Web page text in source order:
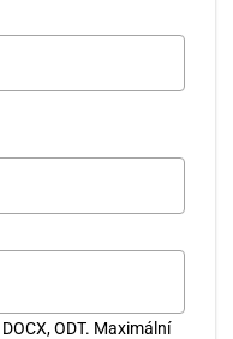
ODT. Maximální